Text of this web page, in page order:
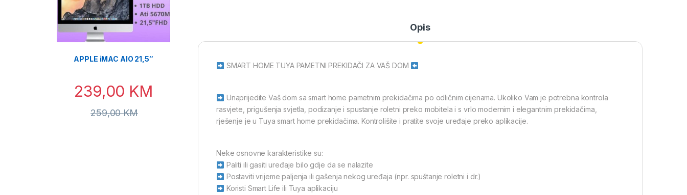
Opis
SMART HOME TUYA PAMETNI PREKIDAČI ZA VAŠ DOM
Unaprijedite Vaš dom sa smart home pametnim prekidačima po odličnim cijenama. Ukoliko Vam je potrebna kontrola
rasvjete, prigušenja svjetla, podizanje i spustanje roletni preko mobitela i s vrlo modernim i elegantnim prekidačima,
rješenje je u Tuya smart home prekidačima. Kontrolišite i pratite svoje uređaje preko aplikacije.
Neke osnovne karakteristike su:
Paliti ili gasiti uređaje bilo gdje da se nalazite
Postaviti vrijeme paljenja ili gašenja nekog uređaja (npr. spuštanje roletni i dr.)
Koristi Smart Life ili Tuya aplikaciju
APPLE iMAC AIO 21,5″
239,00 KM
259,00KM